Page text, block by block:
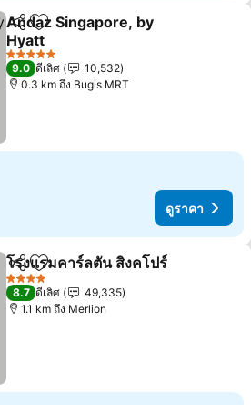
แชร์ เพิ่มในรายการโปรด
Andaz Singapore, by
Hyatt
ดูราคา
5 ดาว
9.0 ดีเลิศ
10,532
0.3 km ถึง Bugis MRT
ดูราคา
แชร์ เพิ่มในรายการโปรด
โรงแรมคาร์ลตัน สิงคโปร์
4 ดาว
8.7 ดีเลิศ
49,335
1.1 km ถึง Merlion